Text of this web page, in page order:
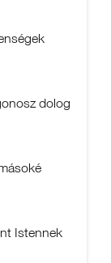
dolog
Istennek